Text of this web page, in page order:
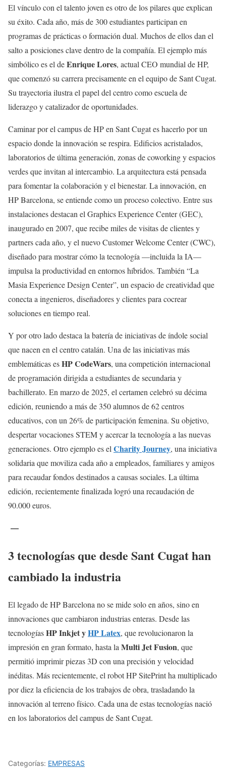
El vínculo con el talento joven es otro de los pilares que explican
su éxito. Cada año, más de 300 estudiantes participan en
programas de prácticas o formación dual. Muchos de ellos dan el
salto a posiciones clave dentro de la compañía. El ejemplo más
simbólico es el deEnrique Lores, actual CEO mundial de HP,
que comenzó su carrera precisamente en el equipo de Sant Cugat.
Su trayectoria ilustra el papel del centro como escuela de
liderazgo y catalizador de oportunidades.
Caminar por el campus de HP en Sant Cugat es hacerlo por un
espacio donde la innovación se respira. Edificios acristalados,
laboratorios de última generación, zonas de coworking y espacios
verdes que invitan al intercambio. La arquitectura está pensada
para fomentar la colaboración y el bienestar. La innovación, en
HP Barcelona, se entiende como un proceso colectivo. Entre sus
instalaciones destacan el Graphics Experience Center (GEC),
inaugurado en 2007, que recibe miles de visitas de clientes y
partners cada año, y el nuevo Customer Welcome Center (CWC),
diseñado para mostrar cómo la tecnología —incluida la IA—
impulsa la productividad en entornos híbridos. También “La
Masia Experience Design Center”, un espacio de creatividad que
conecta a ingenieros, diseñadores y clientes para cocrear
soluciones en tiempo real.
Y por otro lado destaca la batería de iniciativas de índole social
que nacen en el centro catalán. Una de las iniciativas más
emblemáticas esHP CodeWars, una competición internacional
de programación dirigida a estudiantes de secundaria y
bachillerato. En marzo de 2025, el certamen celebró su décima
edición, reuniendo a más de 350 alumnos de 62 centros
educativos, con un 26% de participación femenina. Su objetivo,
despertar vocaciones STEM y acercar la tecnología a las nuevas
generaciones. Otro ejemplo es el Charity Journey, una iniciativa
solidaria que moviliza cada año a empleados, familiares y amigos
para recaudar fondos destinados a causas sociales. La última
edición, recientemente finalizada logró una recaudación de
90.000 euros.
—
3 tecnologías que desde Sant Cugat han
cambiado la industria
El legado de HP Barcelona no se mide solo en años, sino en
innovaciones que cambiaron industrias enteras. Desde las
tecnologíasHP Inkjet yHP Latex, que revolucionaron la
impresión en gran formato, hasta la Multi Jet Fusion, que
permitió imprimir piezas 3D con una precisión y velocidad
inéditas. Más recientemente, el robot HP SitePrint ha multiplicado
por diez la eficiencia de los trabajos de obra, trasladando la
innovación al terreno físico. Cada una de estas tecnologías nació
en los laboratorios del campus de Sant Cugat.
Categorías: EMPRESAS